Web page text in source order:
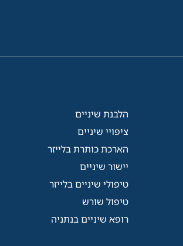
הלבנת שיניים
ציפויי שיניים
הארכת כותרת בלייזר
יישור שיניים
טיפולי שיניים בלייזר
טיפול שורש
רופא שיניים בנתניה